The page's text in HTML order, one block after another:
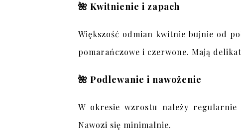
🌺 Kwitnienie i zapach
Większość odmian kwitnie bujnie od
pomarańczowe i czerwone. Mają
🌺 Podlewanie i nawożenie
W okresie wzrostu należy regularnie
Nawozi się minimalnie.